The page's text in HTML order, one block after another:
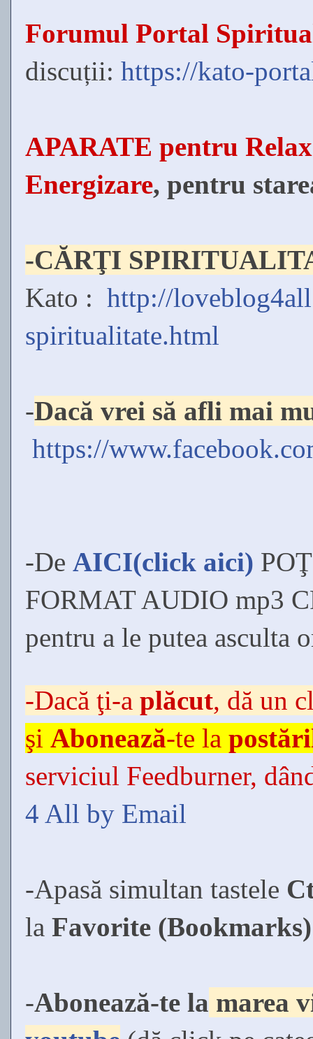
Forumul Portal
discuții: https://kato-
APARATE pentru
Energizare, pentru
-CĂRŢI
Kato : http://
spiritualitate.html
-Dacă vrei să afli mai
https://
-De AICI(click aici)
FORMAT AUDIO mp3
pentru a le putea asculta
-Dacă ţi-a plăcut, dă un
şi Abonează-te la
serviciul Feedburner,
4 All by Email
-Apasă simultan tastele
la Favorite (Bookmarks)
-Abonează-te la marea